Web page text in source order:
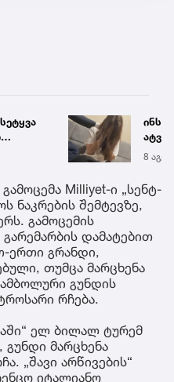
და
8 აგვ
Milliyet-ი „სენტ-
ნაკრების შემტევზე,
გამოცემის
დამატებით
ერთი გრანდი,
თუმცა მარცხენა
გუნდის
რჩება.
ელ ბილალ ტურემ
მარცხენა
„შავი არწივების“
იტალიანო